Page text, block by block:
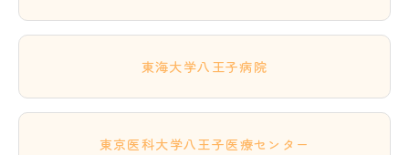
東海大学八王子病院
東京医科大学八王子医療センター